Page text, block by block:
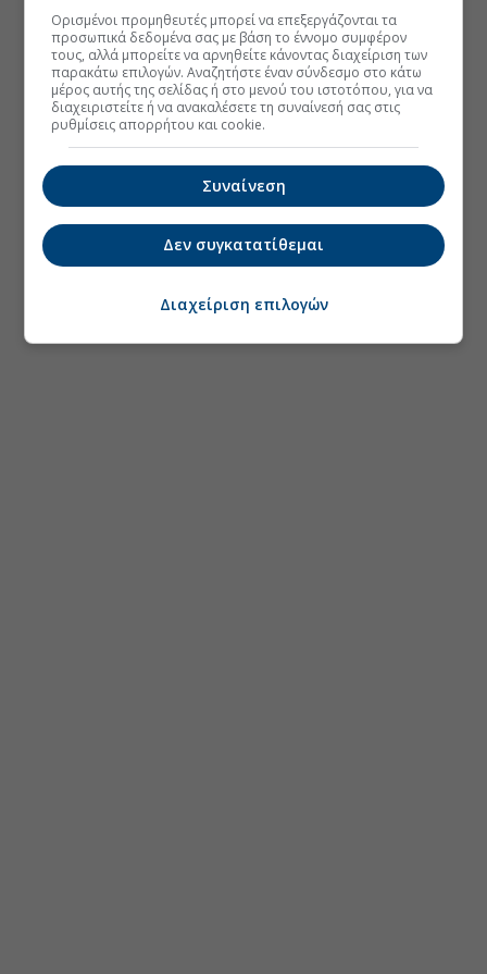
Ορισμένοι προμηθευτές μπορεί να επεξεργάζονται τα
προσωπικά δεδομένα σας με βάση το έννομο συμφέρον
τους, αλλά μπορείτε να αρνηθείτε κάνοντας διαχείριση των
παρακάτω επιλογών. Αναζητήστε έναν σύνδεσμο στο κάτω
μέρος αυτής της σελίδας ή στο μενού του ιστοτόπου, για να
διαχειριστείτε ή να ανακαλέσετε τη συναίνεσή σας στις
ρυθμίσεις απορρήτου και cookie.
Συναίνεση
Δεν συγκατατίθεμαι
Διαχείριση επιλογών